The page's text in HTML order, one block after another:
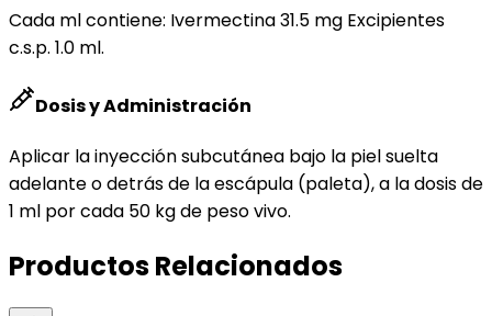
Cada ml contiene: Ivermectina 31.5 mg Excipientes
c.s.p. 1.0 ml.
Dosis y Administración
Aplicar la inyección subcutánea bajo la piel suelta
adelante o detrás de la escápula (paleta), a la dosis de
1 ml por cada 50 kg de peso vivo.
Productos Relacionados